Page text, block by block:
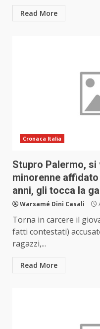
Read More
Cronaca Italia
Stupro Palermo,
minorenne
anni, gli tocca la
Warsamé Dini Casali
Torna in carcere il
fatti contestati)
ragazzi,...
Read More